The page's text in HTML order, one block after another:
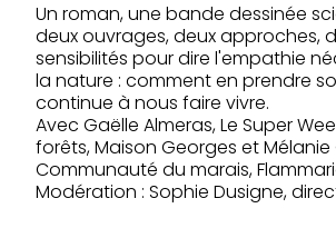
Un roman, une bande dessinée
deux ouvrages, deux approches,
sensibilités pour dire l'empathie
la nature : comment en prendre
continue à nous faire vivre.
Avec Gaëlle Almeras, Le Super
forêts, Maison Georges et Mélanie
Communauté du marais,
Modération : Sophie Dusigne,